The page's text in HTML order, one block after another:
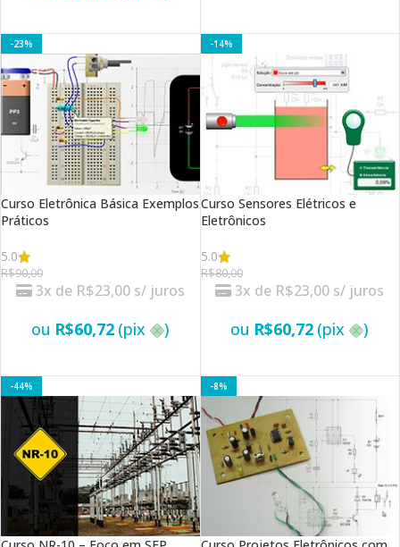
-23%
Curso Eletrônica Básica Exemplos
Práticos
5.0
R$90,00
3x de R$23,00 s/ juros
ou R$60,72 (pix )
-14%
Curso Sensores Elétricos e
Eletrônicos
5.0
R$80,00
3x de R$23,00 s/ juros
ou R$60,72 (pix )
-44% -8%